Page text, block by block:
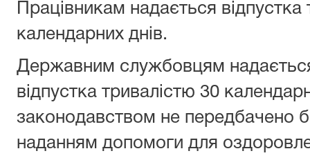
Працівникам надається відпустка
календарних днів.
Державним службовцям
відпустка тривалістю 30
законодавством не передбачено
наданням допомоги для